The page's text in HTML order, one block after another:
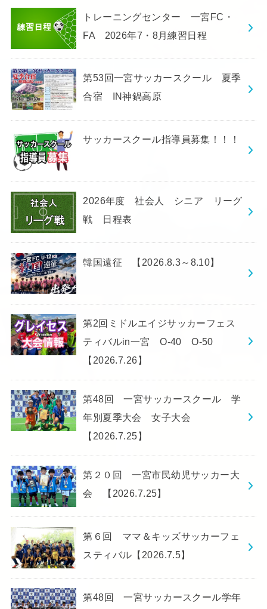
トレーニングセンター 一宮FC・
FA 2026年7・8月練習日程
第53回一宮サッカースクール 夏季
合宿 IN神鍋高原
サッカースクール指導員募集！！！
2026年度 社会人 シニア リーグ
戦 日程表
韓国遠征 【2026.8.3～8.10】
第2回ミドルエイジサッカーフェス
ティバルin一宮 O-40 O-50
【2026.7.26】
第48回 一宮サッカースクール 学
年別夏季大会 女子大会
【2026.7.25】
第２０回 一宮市民幼児サッカー大
会 【2026.7.25】
第６回 ママ＆キッズサッカーフェ
スティバル【2026.7.5】
第48回 一宮サッカースクール学年